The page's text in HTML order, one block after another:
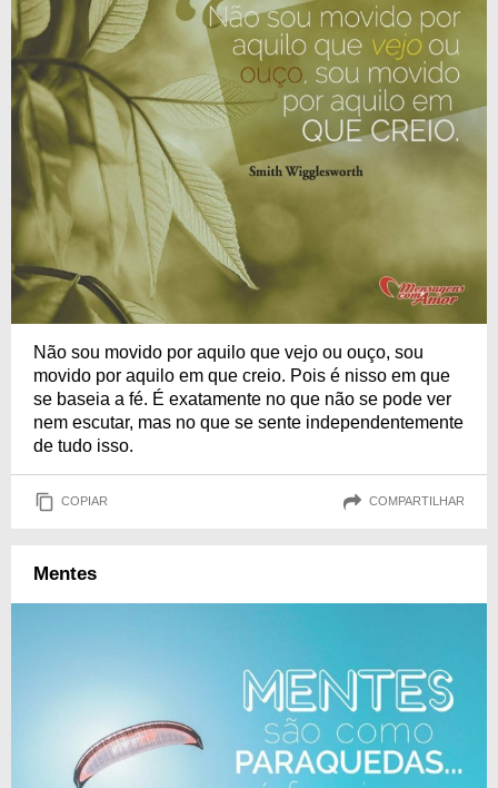
Não sou movido por aquilo que vejo ou ouço, sou
movido por aquilo em que creio. Pois é nisso em que
se baseia a fé. É exatamente no que não se pode ver
nem escutar, mas no que se sente independentemente
de tudo isso.
COPIAR COMPARTILHAR
Mentes